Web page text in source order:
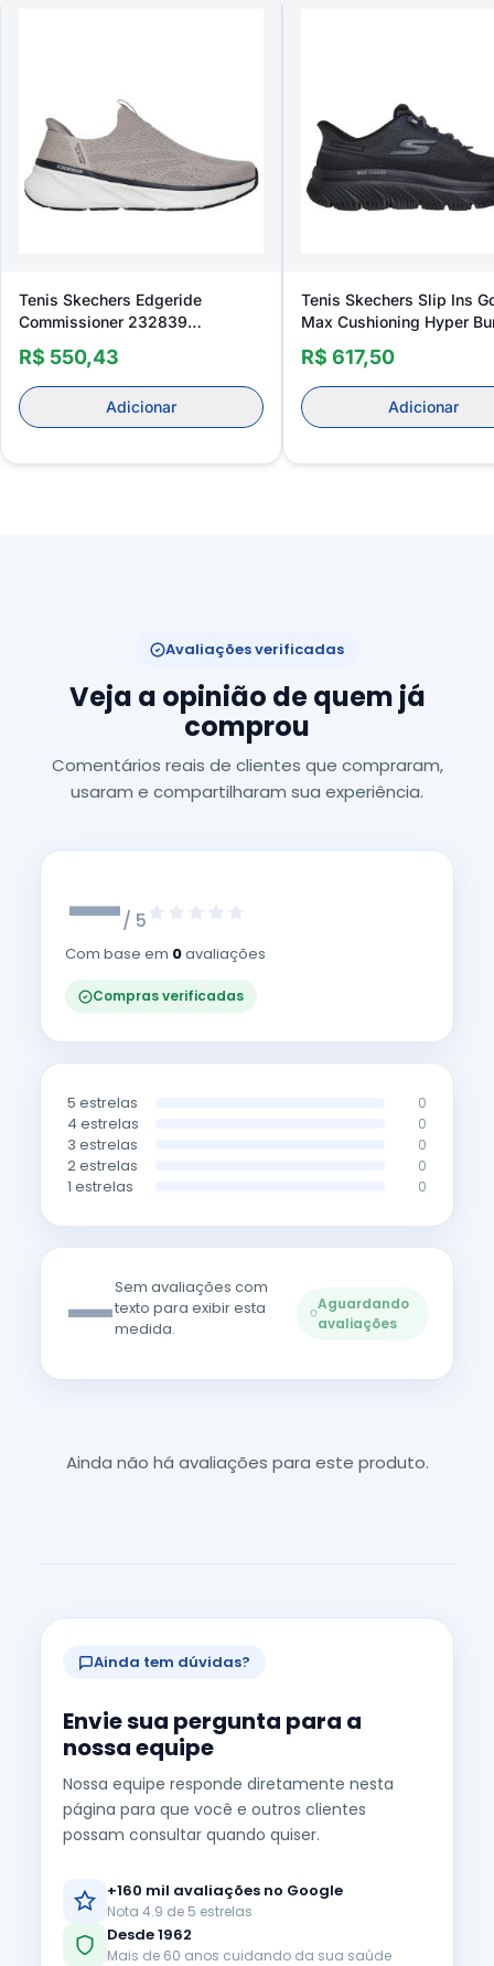
Tenis Skechers Edgeride
Commissioner 232839
Masculino
R$ 550,43
Adicionar
Tenis Skechers Slip Ins
Max Cushioning Hyper
Masculino
R$ 617,50
Adicionar
Avaliações verificadas
Veja a opinião de quem já
comprou
Comentários reais de clientes que compraram,
usaram e compartilharam sua experiência.
—/ 5
Com base em 0avaliações
Compras verificadas
5 estrelas 0
4 estrelas 0
3 estrelas 0
2 estrelas 0
1 estrelas 0
—Sem avaliações com
texto para exibir esta
medida.
Aguardando
avaliações
Ainda não há avaliações para este produto.
Ainda tem dúvidas?
Envie sua pergunta para a
nossa equipe
Nossa equipe responde diretamente nesta
página para que você e outros clientes
possam consultar quando quiser.
+160 mil avaliações no Google
Nota 4.9 de 5 estrelas
Desde 1962
Mais de 60 anos cuidando da sua saúde